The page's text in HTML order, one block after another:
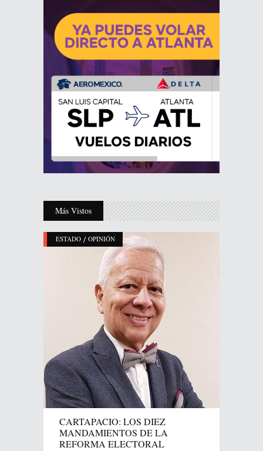
Más Vistos
ESTADO / OPINIÓN
CARTAPACIO: LOS DIEZ
MANDAMIENTOS DE LA
REFORMA ELECTORAL